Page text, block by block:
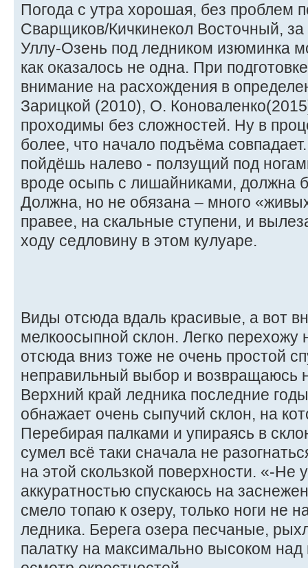
Погода с утра хорошая, без проблем
Сварщиков/Кичкинекол Восточный,
Уллу-Озень под ледником изюминка
как оказалось не одна. При
внимание на расхождения в
Зарицкой (2010), О.
проходимы без сложностей. Ну в
более, что начало подъёма
пойдёшь налево - ползущий под
вроде осыпь с лишайниками, должна
Должна, но не обязана – много
правее, на скальные ступени, и
ходу седловину в этом кулуаре.
Виды отсюда вдаль красивые, а вот
мелкоосыпной склон. Легко перехожу
отсюда вниз тоже не очень простой
неправильный выбор и возвращаюсь
Верхний край ледника последние
обнажает очень сыпучий склон, на
Перебирая палками и упираясь в
сумел всё таки сначала не
на этой скользкой поверхности. «-Не
аккуратностью спускаюсь на
смело топаю к озеру, только ноги не
ледника. Берега озера песчаные,
палатку на максимально высоком